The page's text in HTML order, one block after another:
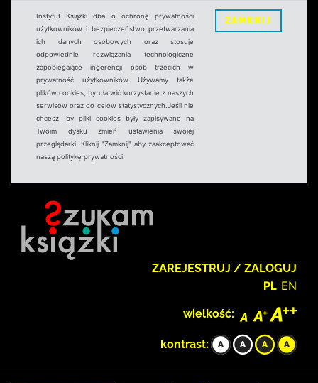
Instytut Książki dba o ochronę prywatności
użytkowników i bezpieczeństwo przetwarzania
ich danych osobowych oraz stosuje
odpowiednie rozwiązania technologiczne
zapobiegające ingerencji osób trzecich w
prywatność użytkowników. Używamy także
plików cookies, by ułatwić korzystanie z naszych
serwisów oraz do celów statystycznych.Jeśli nie
chcesz, by pliki cookies były zapisywane na
Twoim dysku zmień ustawienia swojej
przeglądarki. Kliknij "Zamknij" aby zaakceptować
naszą politykę prywatności.
ZAMKNIJ
ZAREJESTRUJ / ZALOGUJ
PL EN
wielkość:
kontrast: